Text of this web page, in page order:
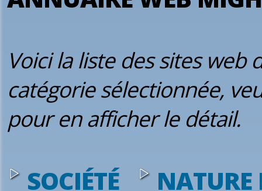
Voici la liste des sites web
catégorie sélectionnée,
pour en afficher le détail.
SOCIÉTÉ NATURE